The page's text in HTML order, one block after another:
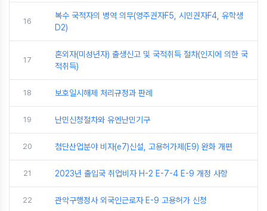
16
복수 국적자의 병역 의무(영주권자F5, 시민권자F4, 유학생
D2)
17
혼외자(미성년자) 출생신고 및 국적취득 절차(인지에 의한 국
적취득)
18 보호일시해제 처리규정과 판례
19 난민신청절차와 유엔난민기구
20 첨단산업분야 비자(e7)신설, 고용허가제(E9) 완화 개편
21 2023년 출입국 취업비자 H-2 E-7-4 E-9 개정 사항
22 관악구행정사 외국인근로자 E-9 고용허가 신청